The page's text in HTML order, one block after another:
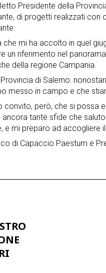
Presidente della
di progetti realizzati con
che mi ha accolto in quel
un riferimento nel
della regione Campania.
di Salerno:
messo in campo e che
convito, però, che si possa
ancora tante sfide che
e mi preparo ad accogliere
di Capaccio Paestum e